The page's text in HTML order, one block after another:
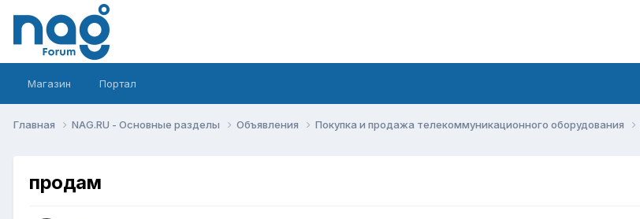
Магазин Портал
Главная NAG.RU - Основные разделы Объявления Покупка и продажа телекоммуникационного оборудования
продам